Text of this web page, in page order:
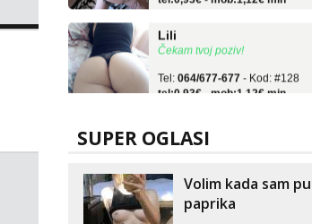
Čekam tvoj poziv!
tel:0,93€ - mob:1,12€ min
Čekam tvoj poziv!
tel:0,93€ - mob:1,12€ min
Anđela
SUPER OGLASI
Volim kada sam
paprika